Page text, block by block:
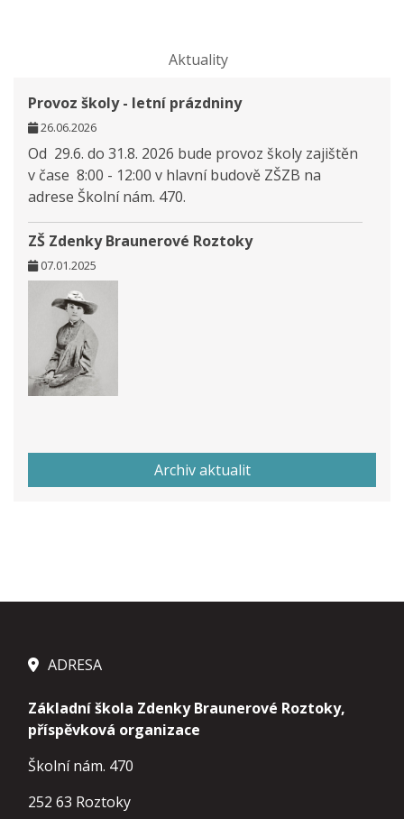
Aktuality
Provoz školy - letní prázdniny
26.06.2026
Od 29.6. do 31.8. 2026 bude provoz školy zajištěn
v čase 8:00 - 12:00 v hlavní budově ZŠZB na
adrese Školní nám. 470.
ZŠ Zdenky Braunerové Roztoky
07.01.2025
Archiv aktualit
ADRESA
Základní škola Zdenky Braunerové Roztoky,
příspěvková organizace
Školní nám. 470
252 63 Roztoky